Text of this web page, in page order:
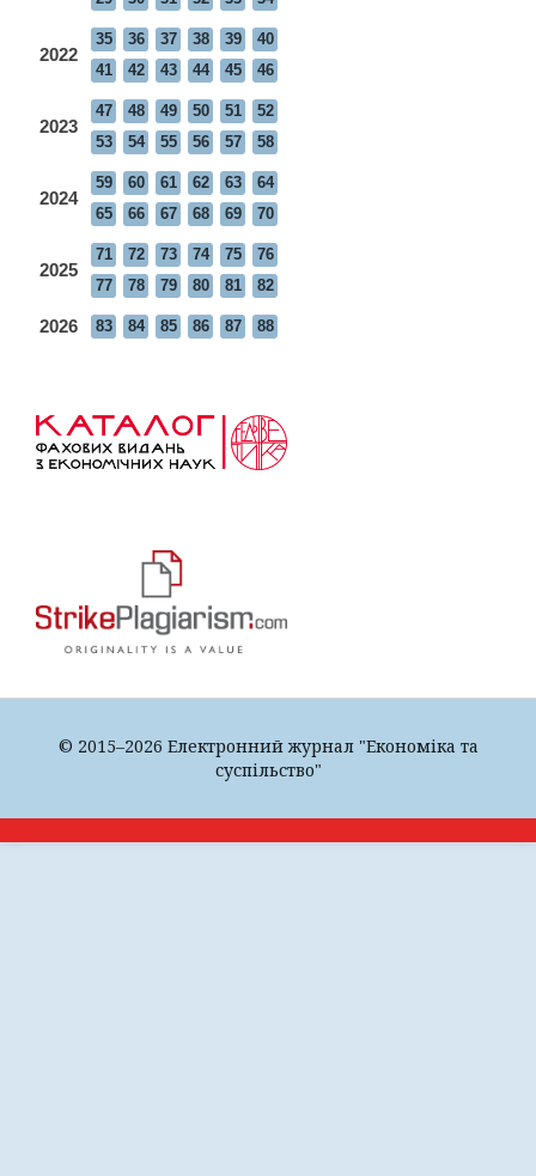
2022
35 36 37 38 39
40
41
42 43 44 45 46
2023
47 48 49 50 51
52
53
54 55 56 57 58
2024
59 60 61 62 63
64
65
66 67 68 69 70
2025
71 72 73 74 75
76
77
78 79 80 81 82
2026 83 84 85 86 87 88
© 2015–2026 Електронний журнал "Економіка та
суспільство"